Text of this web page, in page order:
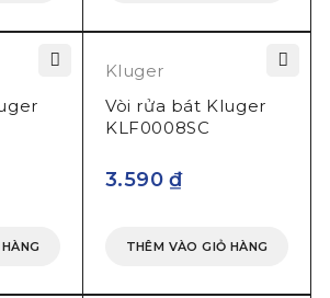
Kluger
Vòi rửa bát Kluger
KLF0008SC
3.590₫
THÊM VÀO GIỎ HÀNG